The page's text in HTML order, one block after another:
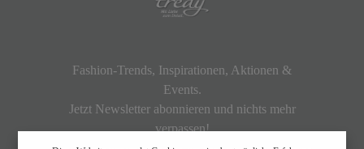
Fashion-Trends, Inspirationen, Aktionen &
Events.
Jetzt Newsletter abonnieren und nichts mehr
verpassen!